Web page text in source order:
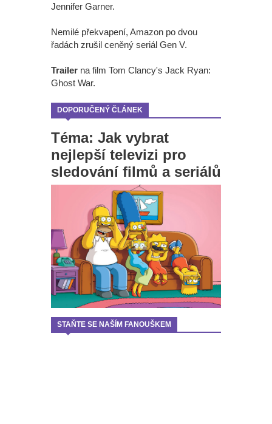
Jennifer Garner.
Nemilé překvapení, Amazon po dvou
řadách zrušil ceněný seriál Gen V.
Trailer na film Tom Clancy's Jack Ryan:
Ghost War.
DOPORUČENÝ ČLÁNEK
Téma: Jak vybrat
nejlepší televizi pro
sledování filmů a seriálů
STAŇTE SE NAŠÍM FANOUŠKEM